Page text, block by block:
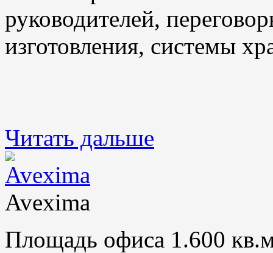
руководителей,
изготовления, системы
Читать дальше
Avexima
Площадь офиса 1.600